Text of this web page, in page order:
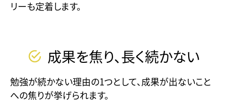
リーも定着します。
成果を焦り、長く続かない
勉強が続かない理由の1つとして、成果が出ないこと
への焦りが挙げられます。